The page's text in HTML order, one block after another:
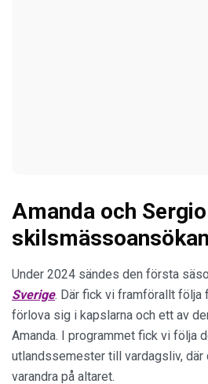
Amanda och
skilsmässoansökan
Under 2024 sändes den första
Sverige. Där fick vi framförallt följa
förlova sig i kapslarna och ett av
Amanda. I programmet fick vi följa
utlandssemester till vardagsliv,
varandra på altaret.